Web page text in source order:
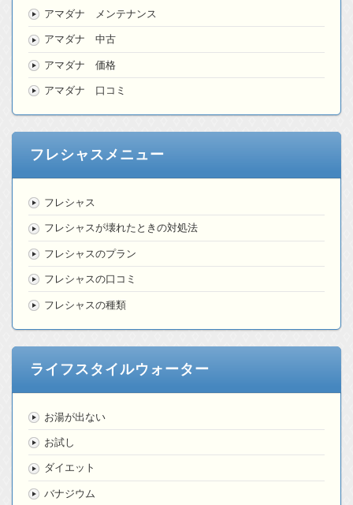
アマダナ メンテナンス
アマダナ 中古
アマダナ 価格
アマダナ 口コミ
フレシャスメニュー
フレシャス
フレシャスが壊れたときの対処法
フレシャスのプラン
フレシャスの口コミ
フレシャスの種類
ライフスタイルウォーター
お湯が出ない
お試し
ダイエット
バナジウム